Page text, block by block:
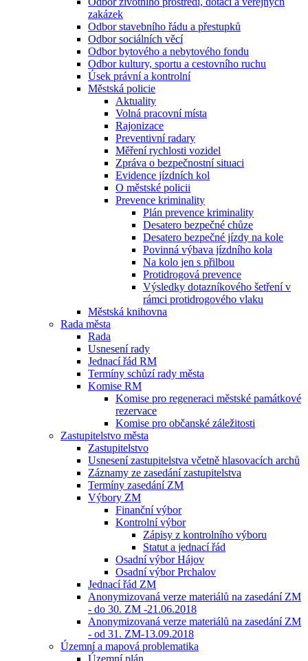
zakázek
Odbor stavebního řádu a přestupků
Odbor sociálních věcí
Odbor bytového a nebytového fondu
Odbor kultury, sportu a cestovního ruchu
Úsek právní a kontrolní
Městská policie
Aktuality
Volná pracovní místa
Rajonizace
Preventivní radary
Měření rychlosti vozidel
Zpráva o bezpečnostní situaci
Evidence jízdních kol
O městské policii
Prevence kriminality
Plán prevence kriminality
Desatero bezpečné chůze
Desatero bezpečné jízdy na kole
Povinná výbava jízdního kola
Na kolo jen s přilbou
Protidrogová prevence
Výsledky dotazníkového šetření v
rámci protidrogového vlaku
Městská knihovna
Rada města
Rada
Usnesení rady
Jednací řád RM
Termíny schůzí rady města
Komise RM
Komise pro regeneraci městské památkové
rezervace
Komise pro občanské záležitosti
Zastupitelstvo města
Zastupitelstvo
Usnesení zastupitelstva včetně hlasovacích archů
Záznamy ze zasedání zastupitelstva
Termíny zasedání ZM
Výbory ZM
Finanční výbor
Kontrolní výbor
Zápisy z kontrolního výboru
Statut a jednací řád
Osadní výbor Hájov
Osadní výbor Prchalov
Jednací řád ZM
Anonymizovaná verze materiálů na zasedání ZM
- do 30. ZM -21.06.2018
Anonymizovaná verze materiálů na zasedání ZM
- od 31. ZM-13.09.2018
Územní a mapová problematika
Územní plán